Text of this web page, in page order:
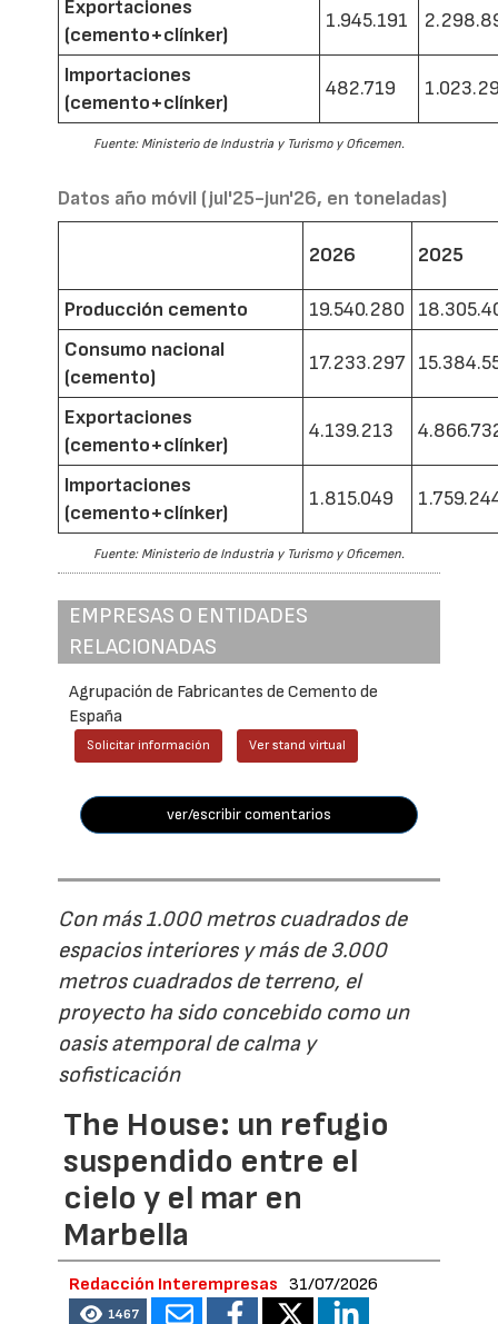
Exportaciones
(cemento+clínker)
1.945.191
Importaciones
(cemento+clínker)
482.719
Fuente: Ministerio de Industria y Turismo y Oficemen.
Datos año móvil (jul'25-jun'26, en toneladas)
2026 2025
Producción cemento 19.540.280
Consumo nacional
(cemento)
17.233.297
Exportaciones
(cemento+clínker)
4.139.213
Importaciones
(cemento+clínker)
1.815.049
Fuente: Ministerio de Industria y Turismo y Oficemen.
EMPRESAS O ENTIDADES
RELACIONADAS
Agrupación de Fabricantes de Cemento de
España
Solicitar información Ver stand virtual
ver/escribir comentarios
Con más 1.000 metros cuadrados de
espacios interiores y más de 3.000
metros cuadrados de terreno, el
proyecto ha sido concebido como un
oasis atemporal de calma y
sofisticación
The House: un refugio
suspendido entre el
cielo y el mar en
Marbella
Redacción Interempresas 31/07/2026
1467